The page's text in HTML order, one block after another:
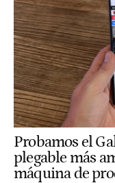
Probamos el
plegable más
máquina de